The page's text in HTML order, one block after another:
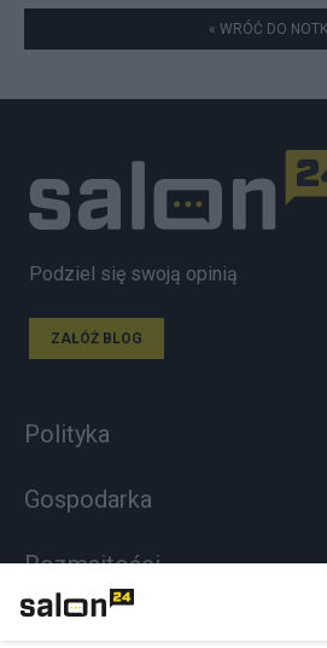
« WRÓĆ DO NOTKI
Podziel się swoją opinią
ZAŁÓŻ BLOG
Polityka
Gospodarka
Rozmaitości